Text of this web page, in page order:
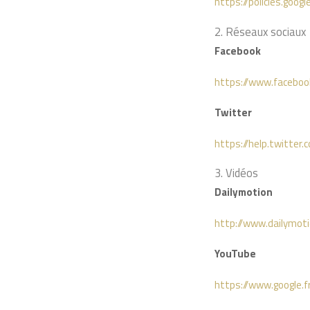
2. Réseaux sociaux
Facebook
https://
Twitter
https://
3. Vidéos
Dailymotion
http://
YouTube
https://